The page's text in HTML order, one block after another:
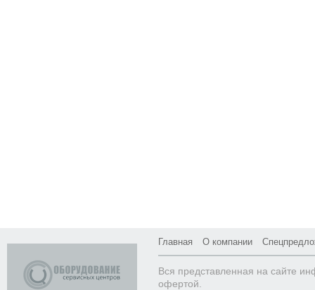
Главная О компании
Вся представленная на сайте
офертой.